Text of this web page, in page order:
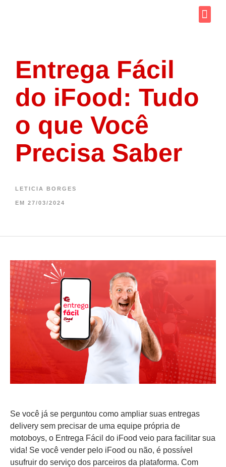
Entrega Fácil
do iFood: Tudo
o que Você
Precisa Saber
LETICIA BORGES
EM 27/03/2024
Se você já se perguntou como ampliar suas entregas
delivery sem precisar de uma equipe própria de
motoboys, o Entrega Fácil do iFood veio para facilitar sua
vida! Se você vender pelo iFood ou não, é possível
usufruir do serviço dos parceiros da plataforma. Com